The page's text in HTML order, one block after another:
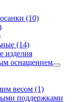
(10)
(14)
изделия
оснащением
весом (1)
поддержками